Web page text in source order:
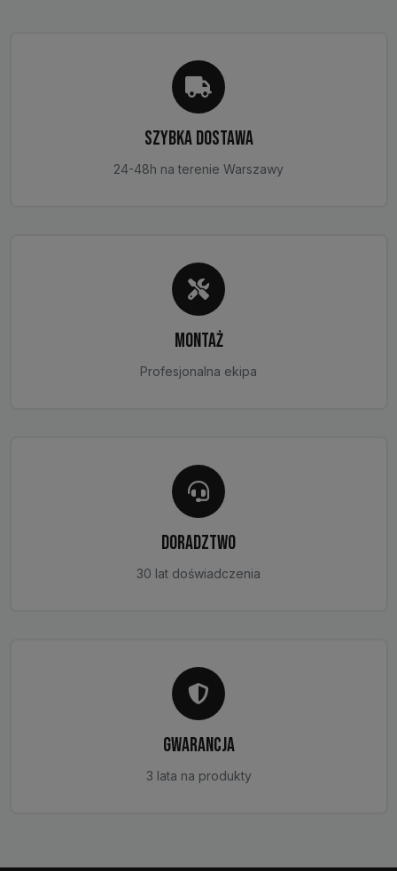
SZYBKA DOSTAWA
24-48h na terenie Warszawy
MONTAŻ
Profesjonalna ekipa
DORADZTWO
30 lat doświadczenia
GWARANCJA
3 lata na produkty